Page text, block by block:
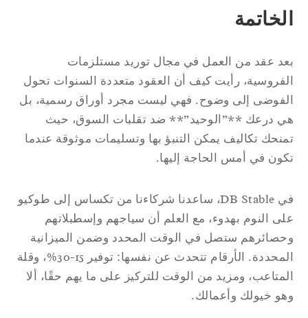
عقد من العمل في مجال توريد مستلزمات
رأيت كيف أن العقود متعددة السنوات تحول
إلى وضوح. فهي ليست مجرد أوراق رسمية، بل
درعك **”الوحيد”** ضد تقلبات السوق، حيث
تكاليف يمكن التنبؤ بها وتسليمات موثوقة عندما
في أمس الحاجة إليها.
في DB Stable، ساعدنا شركاءنا من تكساس إلى طوكيو
النوم بهدوء، مع العلم أن سياجهم وإسطبلاتهم
ستصل في الوقت المحدد وضمن الميزانية
المحددة. الأرقام تتحدث عن نفسها: توفير 15-30%، وقلة
ومزيد من الوقت للتركيز على ما يهم حقًا، ألا
خيولك وأعمالك.